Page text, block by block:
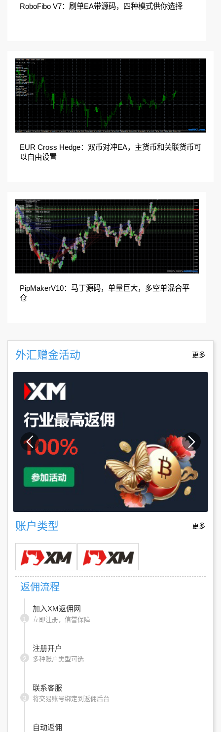
RoboFibo V7：刷单EA带源码，四种模式供你选择
EUR Cross Hedge：双币对冲EA，主货币和关联货币可
以自由设置
PipMakerV10：马丁源码，单量巨大，多空单混合平
仓
外汇赠金活动 更多
账户类型 更多
返佣流程
1
加入XM返佣网
立即注册，信誉保障
2
注册开户
多种账户类型可选
3
联系客服
将交易账号绑定到返佣后台
自动返佣